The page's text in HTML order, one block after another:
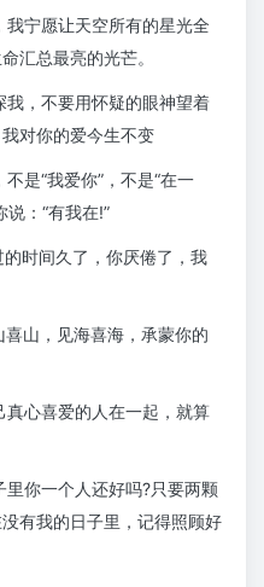
宁愿让天空所有的星光全
汇总最亮的光芒。
，不要用怀疑的眼神望着
对你的爱今生不变
“我爱你”，不是“在一
：“有我在!”
时间久了，你厌倦了，我
山，见海喜海，承蒙你的
心喜爱的人在一起，就算
你一个人还好吗?只要两颗
有我的日子里，记得照顾好